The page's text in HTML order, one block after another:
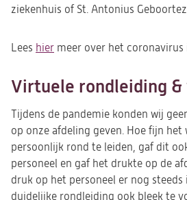
ziekenhuis of St. Antonius
Lees hier meer over het coronavirus
Virtuele rondleiding &
Tijdens de pandemie konden wij
op onze afdeling geven. Hoe fijn het
persoonlijk rond te leiden, gaf dit
personeel en gaf het drukte op de
druk op het personeel er nog steeds
duidelijke rondleiding ook bleek te